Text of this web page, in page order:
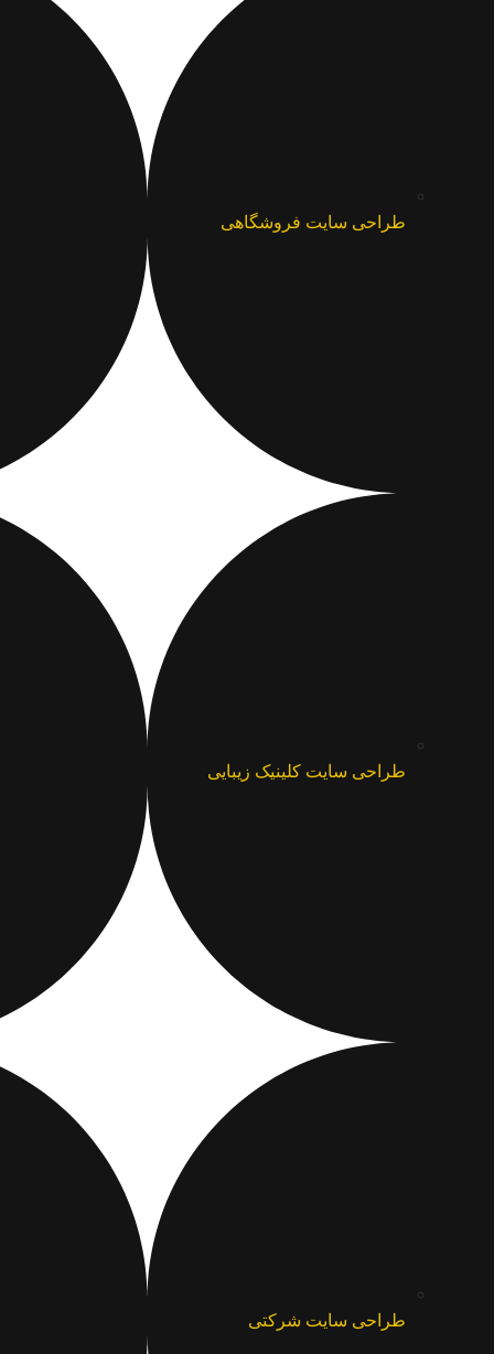
طراحی سایت فروشگاهی
طراحی سایت کلینیک زیبایی
طراحی سایت شرکتی